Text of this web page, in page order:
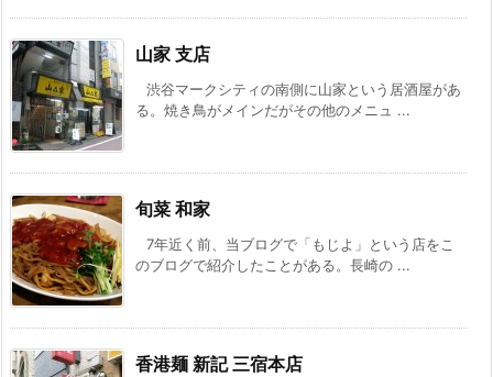
山家 支店
渋谷マークシティの南側に山家という居酒屋があ
る。焼き鳥がメインだがその他のメニュ ...
旬菜 和家
7年近く前、当ブログで「もじよ」という店をこ
のブログで紹介したことがある。長崎の ...
香港麺 新記 三宿本店